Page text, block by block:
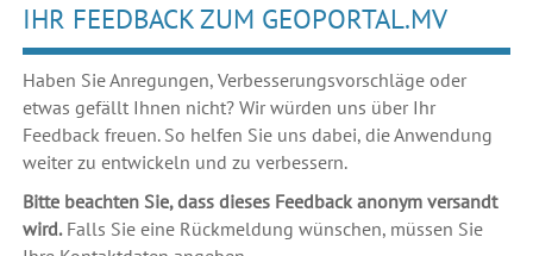
IHR FEEDBACK ZUM GEOPORTAL.MV
Haben Sie Anregungen, Verbesserungsvorschläge oder
etwas gefällt Ihnen nicht? Wir würden uns über Ihr
Feedback freuen. So helfen Sie uns dabei, die Anwendung
weiter zu entwickeln und zu verbessern.
Bitte beachten Sie, dass dieses Feedback anonym versandt
wird.Falls Sie eine Rückmeldung wünschen, müssen Sie